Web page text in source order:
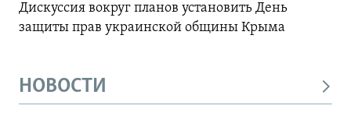
Дискуссия вокруг планов установить День
защиты прав украинской общины Крыма
НОВОСТИ